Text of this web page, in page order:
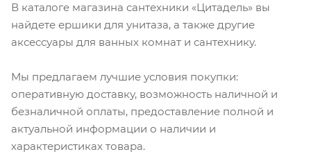
В каталоге магазина сантехники «Цитадель» вы
найдете ершики для унитаза, а также другие
аксессуары для ванных комнат и сантехнику.
Мы предлагаем лучшие условия покупки:
оперативную доставку, возможность наличной и
безналичной оплаты, предоставление полной и
актуальной информации о наличии и
характеристиках товара.